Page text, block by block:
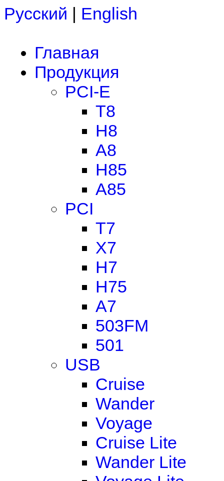
Русский | English
Главная
Продукция
PCI-E
T8
H8
A8
H85
A85
PCI
T7
X7
H7
H75
A7
503FM
501
USB
Cruise
Wander
Voyage
Cruise Lite
Wander Lite